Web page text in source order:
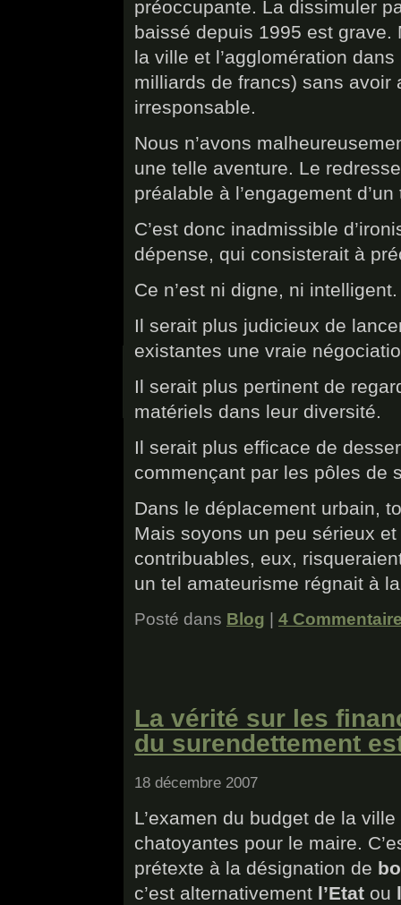
préoccupante. La dissimuler
baissé depuis 1995 est
la ville et l’agglomération
milliards de francs) sans
irresponsable.
Nous n’avons
une telle aventure. Le
préalable à l’engagement
C’est donc inadmissible
dépense, qui consisterait à
Ce n’est ni digne, ni intelligent.
Il serait plus judicieux de
existantes une vraie
Il serait plus pertinent de
matériels dans leur diversité.
Il serait plus efficace de
commençant par les pôles de
Dans le déplacement urbain,
Mais soyons un peu sérieux
contribuables, eux,
un tel amateurisme régnait à
Posté dans Blog | 4
La vérité sur les
du surendettement
18 décembre 2007
L’examen du budget de la
chatoyantes pour le maire.
prétexte à la désignation de
c’est alternativement l’Etat ou